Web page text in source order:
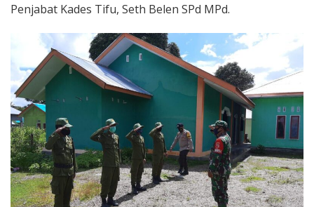
Penjabat Kades Tifu, Seth Belen SPd MPd.